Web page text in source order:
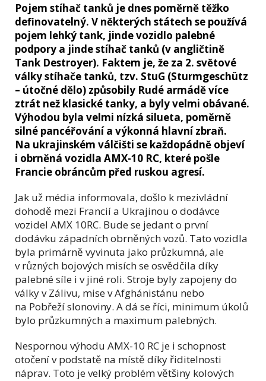
Pojem stíhač tanků je dnes poměrně těžko
definovatelný. V některých státech se používá
pojem lehký tank, jinde vozidlo palebné
podpory a jinde stíhač tanků (v angličtině
Tank Destroyer). Faktem je, že za 2. světové
války stíhače tanků, tzv. StuG (Sturmgeschütz
– útočné dělo) způsobily Rudé armádě více
ztrát než klasické tanky, a byly velmi obávané.
Výhodou byla velmi nízká silueta, poměrně
silné pancéřování a výkonná hlavní zbraň.
Na ukrajinském válčišti se každopádně objeví
i obrněná vozidla AMX-10 RC, které pošle
Francie obráncům před ruskou agresí.
Jak už média informovala, došlo k mezivládní
dohodě mezi Francií a Ukrajinou o dodávce
vozidel AMX 10RC. Bude se jedant o první
dodávku západních obrněných vozů. Tato vozidla
byla primárně vyvinuta jako průzkumná, ale
v různých bojových misích se osvědčila díky
palebné síle i v jiné roli. Stroje byly zapojeny do
války v Zálivu, mise v Afghánistánu nebo
na Pobřeží slonoviny. A dá se říci, minimum úkolů
bylo průzkumných a maximum palebných.
Nespornou výhodu AMX-10 RC je i schopnost
otočení v podstatě na místě díky řiditelnosti
náprav. Toto je velký problém většiny kolových